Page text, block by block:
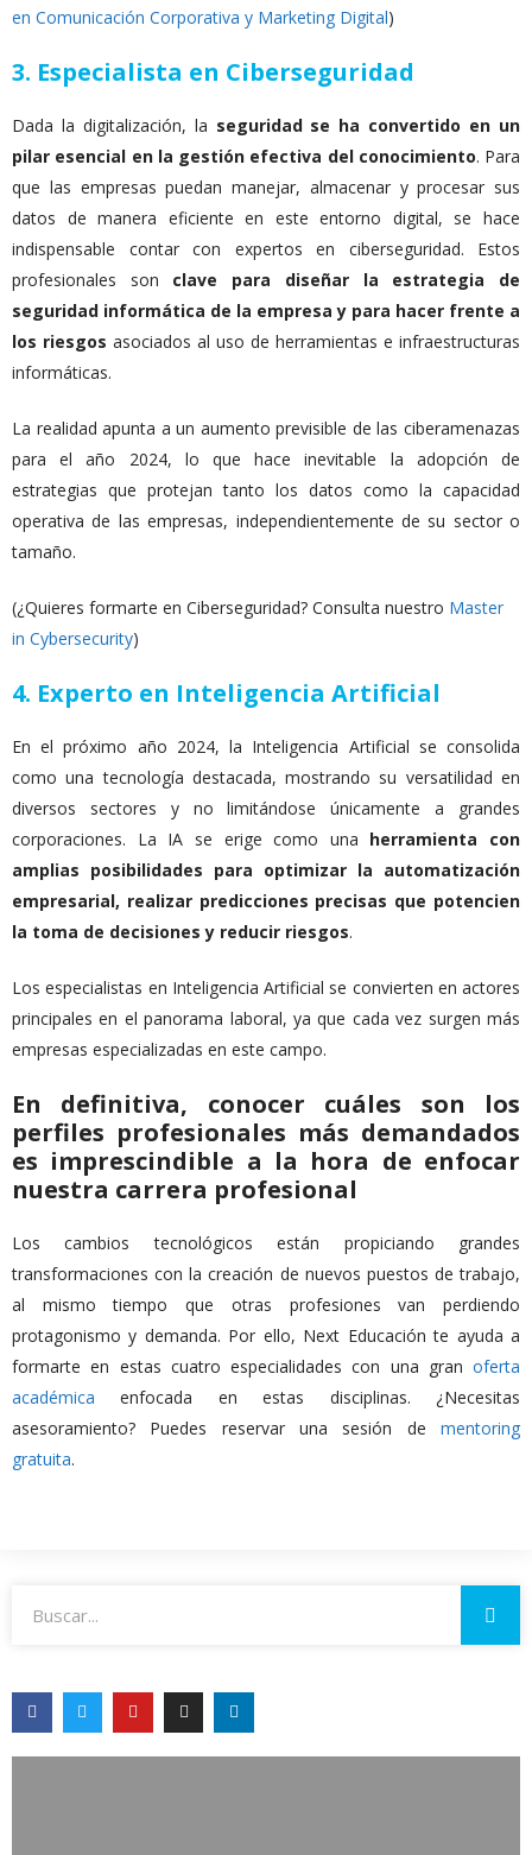
en Comunicación Corporativa y Marketing Digital)
3. Especialista en Ciberseguridad
Dada la digitalización, la seguridad se ha convertido en un
pilar esencial en la gestión efectiva del conocimiento. Para
que las empresas puedan manejar, almacenar y procesar sus
datos de manera eficiente en este entorno digital, se hace
indispensable contar con expertos en ciberseguridad. Estos
profesionales son clave para diseñar la estrategia de
seguridad informática de la empresa y para hacer frente a
los riesgos asociados al uso de herramientas e infraestructuras
informáticas.
La realidad apunta a un aumento previsible de las ciberamenazas
para el año 2024, lo que hace inevitable la adopción de
estrategias que protejan tanto los datos como la capacidad
operativa de las empresas, independientemente de su sector o
tamaño.
(¿Quieres formarte en Ciberseguridad? Consulta nuestro Master
in Cybersecurity)
4. Experto en Inteligencia Artificial
En el próximo año 2024, la Inteligencia Artificial se consolida
como una tecnología destacada, mostrando su versatilidad en
diversos sectores y no limitándose únicamente a grandes
corporaciones. La IA se erige como una herramienta con
amplias posibilidades para optimizar la automatización
empresarial, realizar predicciones precisas que potencien
la toma de decisiones y reducir riesgos.
Los especialistas en Inteligencia Artificial se convierten en actores
principales en el panorama laboral, ya que cada vez surgen más
empresas especializadas en este campo.
En definitiva, conocer cuáles son los
perfiles profesionales más demandados
es imprescindible a la hora de enfocar
nuestra carrera profesional
Los cambios tecnológicos están propiciando grandes
transformaciones con la creación de nuevos puestos de trabajo,
al mismo tiempo que otras profesiones van perdiendo
protagonismo y demanda. Por ello, Next Educación te ayuda a
formarte en estas cuatro especialidades con una gran oferta
académica enfocada en estas disciplinas. ¿Necesitas
asesoramiento? Puedes reservar una sesión de mentoring
gratuita.